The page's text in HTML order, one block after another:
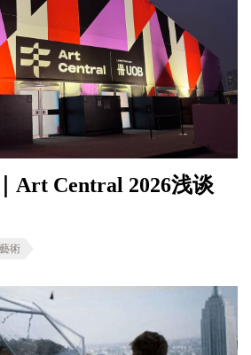
Art Central 2026浅谈
藝術